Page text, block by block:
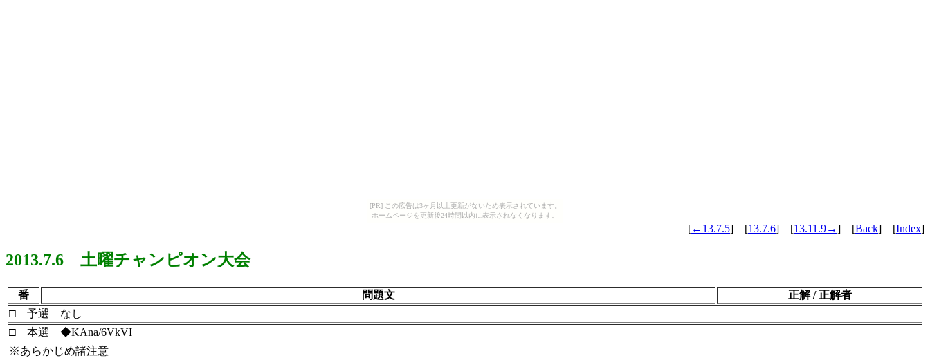
[PR] この広告は3ヶ月以上更新がないため表示されています。
ホームページを更新後24時間以内に表示されなくなります。
[←13.7.5] [13.7.6] [13.11.9→] [Back] [Index]
2013.7.6 土曜チャンピオン大会
番 問題文
正解 / 正解者
□ 予選 なし
□ 本選 ◆KAna/6VkVI
※あらかじめ諸注意